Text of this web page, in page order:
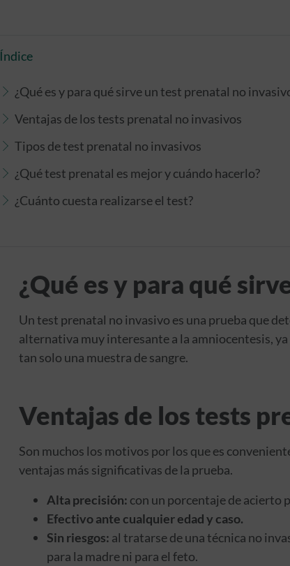
Índice
¿Qué es y para qué sirve un test prenatal no
Ventajas de los tests prenatal no invasivos
Tipos de test prenatal no invasivos
¿Qué test prenatal es mejor y cuándo hacerlo?
¿Cuánto cuesta realizarse el test?
¿Qué es y para qué
Un test prenatal no invasivo es una prueba que
alternativa muy interesante a la amniocentesis,
tan solo una muestra de sangre.
Ventajas de los tests
Son muchos los motivos por los que es
ventajas más significativas de la prueba.
Alta precisión: con un porcentaje de acierto
Efectivo ante cualquier edad y caso.
Sin riesgos: al tratarse de una técnica no
para la madre ni para el feto.